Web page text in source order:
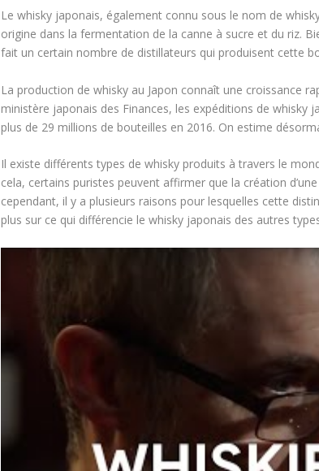
Le whisky japonais, également connu sous le nom de
origine dans la fermentation de la canne à sucre et du riz.
fait un certain nombre de distillateurs qui produisent cette
La production de whisky au Japon connaît une croissance
ministère japonais des Finances, les expéditions de whisky
plus de 29 millions de bouteilles en 2016. On estime
Il existe différents types de whisky produits à travers le
cela, certains puristes peuvent affirmer que la création
cependant, il y a plusieurs raisons pour lesquelles cette
plus sur ce qui différencie le whisky japonais des autres